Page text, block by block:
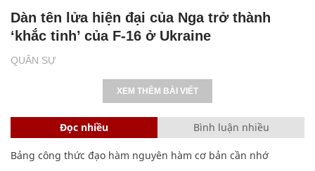
QUÂN SỰ
Dàn tên lửa hiện đại của Nga trở thành
‘khắc tinh’ của F-16 ở Ukraine
XEM THÊM BÀI VIẾT
Đọc nhiều Bình luận nhiều
Bảng công thức đạo hàm nguyên hàm cơ bản cần nhớ